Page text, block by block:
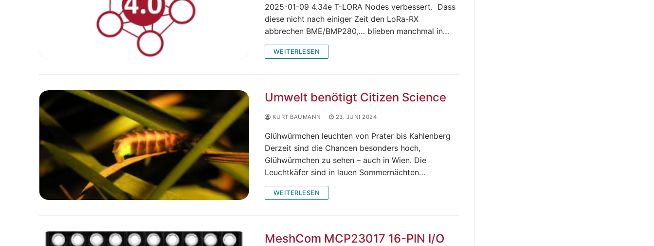
2025-01-09 4.34e T-LORA Nodes verbessert. Dass
diese nicht nach einiger Zeit den LoRa-RX
abbrechen BME/BMP280,… blieben manchmal in…
WEITERLESEN
Umwelt benötigt Citizen Science
KURT BAUMANN 23. JUNI 2024
Glühwürmchen leuchten von Prater bis Kahlenberg
Derzeit sind die Chancen besonders hoch,
Glühwürmchen zu sehen – auch in Wien. Die
Leuchtkäfer sind in lauen Sommernächten…
WEITERLESEN
MeshCom MCP23017 16-PIN I/O